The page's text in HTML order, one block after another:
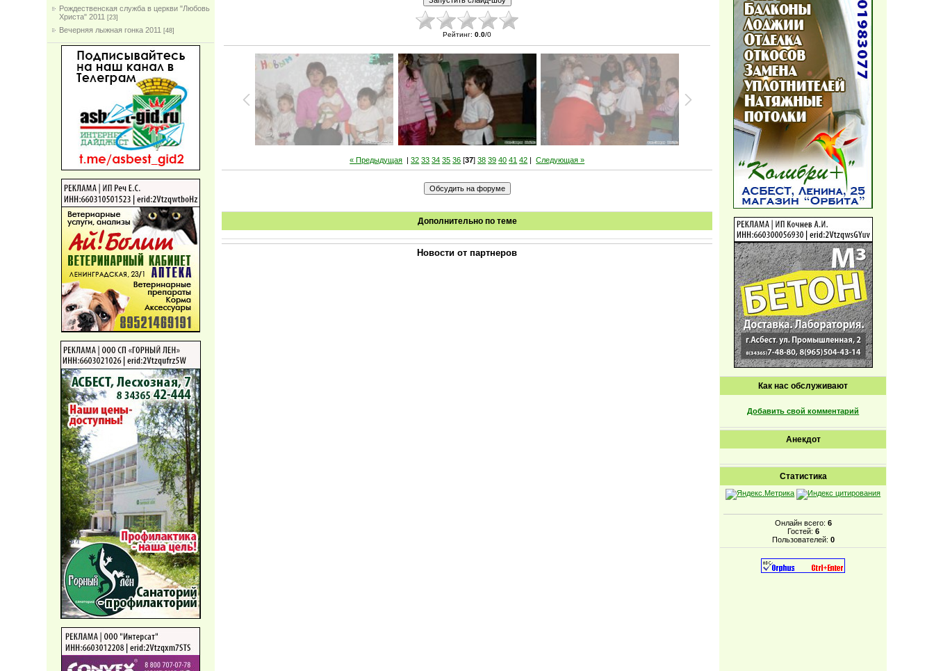
Рождественская служба в церкви "Любовь
Христа" 2011 [23]
Вечерняя лыжная гонка 2011 [48] Рейтинг: 0.0/0
« Предыдущая |32 33 34 35 36 [37]38 39 40 41 42 |Следующая »
Дополнительно по теме
Новости от партнеров
Как нас обслуживают
Добавить свой комментарий
Анекдот
Статистика
Онлайн всего: 6
Гостей: 6
Пользователей: 0